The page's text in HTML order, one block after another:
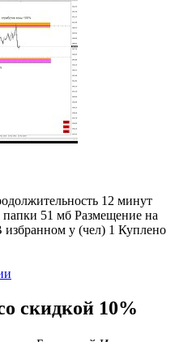
12 минут
папки 51 мб Размещение на
избранном у (чел) 1 Куплено
скидкой 10%